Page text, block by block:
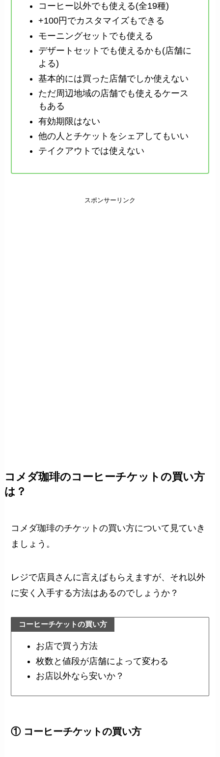
コーヒー以外でも使える(全19種)
+100円でカスタマイズもできる
モーニングセットでも使える
デザートセットでも使えるかも(店舗に
よる)
基本的には買った店舗でしか使えない
ただ周辺地域の店舗でも使えるケース
もある
有効期限はない
他の人とチケットをシェアしてもいい
テイクアウトでは使えない
スポンサーリンク
コメダ珈琲のコーヒーチケットの買い方
は？
コメダ珈琲のチケットの買い方について見ていき
ましょう。
レジで店員さんに言えばもらえますが、それ以外
に安く入手する方法はあるのでしょうか？
コーヒーチケットの買い方
お店で買う方法
枚数と値段が店舗によって変わる
お店以外なら安いか？
① コーヒーチケットの買い方